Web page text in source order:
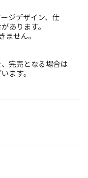
ジデザイン、仕
あります。
ません。
完売となる場合は
ます。